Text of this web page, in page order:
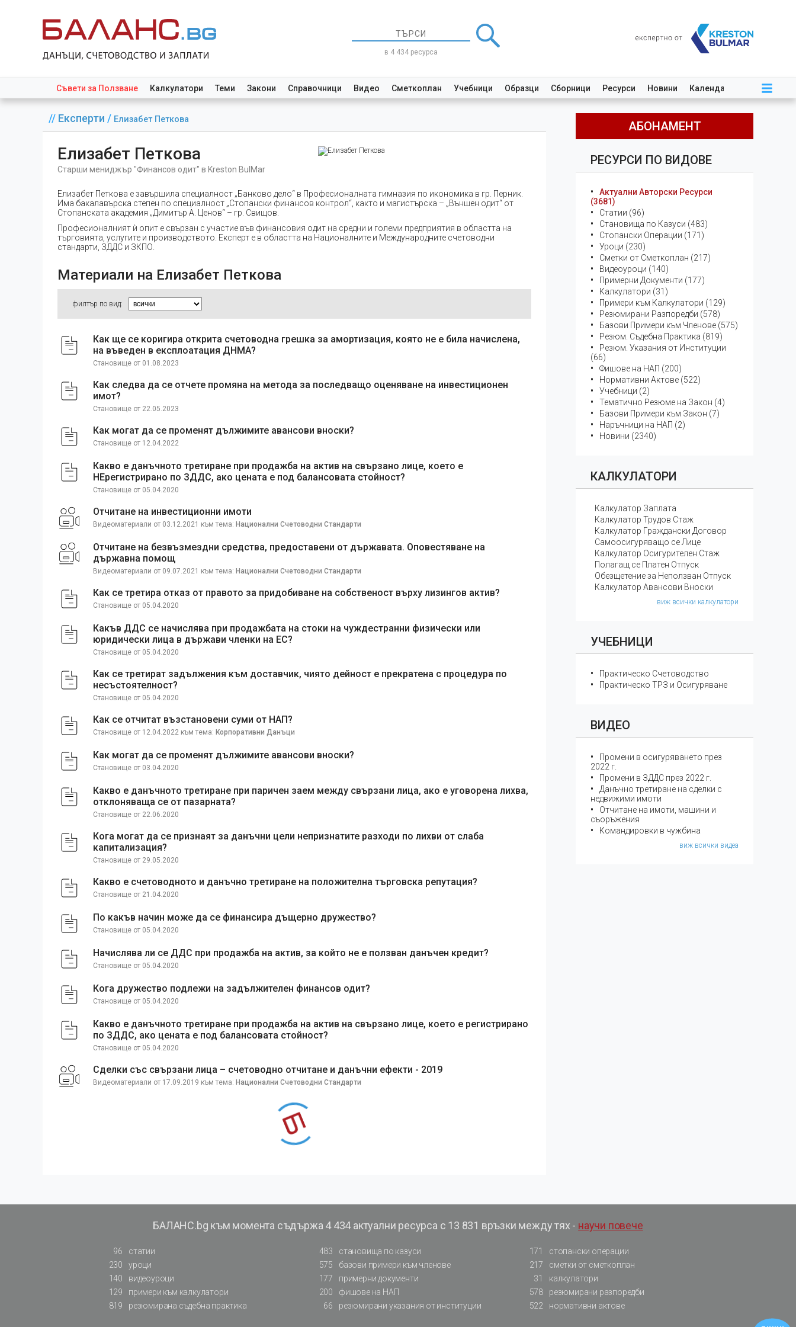
в 4 434 ресурса
Съвети за Ползване Калкулатори Теми Закони Справочници Видео Сметкоплан Учебници Образци Сборници Ресурси Новини Календар
// Експерти / Елизабет Петкова
Елизабет Петкова
Старши мениджър "Финансов одит" в Kreston BulMar
Елизабет Петкова е завършила специалност „Банково дело“ в Професионалната гимназия по икономика в гр. Перник.
Има бакалавърска степен по специалност „Стопански финансов контрол“, както и магистърска – „Външен одит“ от
Стопанската академия „Димитър А. Ценов“ – гр. Свищов.
Професионалният ѝ опит е свързан с участие във финансовия одит на средни и големи предприятия в областта на
търговията, услугите и производството. Експерт е в областта на Националните и Международните счетоводни
стандарти, ЗДДС и ЗКПО.
Материали на Елизабет Петкова
филтър по вид:
Как ще се коригира открита счетоводна грешка за амортизация, която не е била начислена,
на въведен в експлоатация ДНМА?
Становище от 01.08.2023
Как следва да се отчете промяна на метода за последващо оценяване на инвестиционен
имот?
Становище от 22.05.2023
Как могат да се променят дължимите авансови вноски?
Становище от 12.04.2022
Какво е данъчното третиране при продажба на актив на свързано лице, което е
НЕрегистрирано по ЗДДС, ако цената е под балансовата стойност?
Становище от 05.04.2020
Отчитане на инвестиционни имоти
Видеоматериали от 03.12.2021 към тема: Национални Счетоводни Стандарти
Отчитане на безвъзмездни средства, предоставени от държавата. Оповестяване на
държавна помощ
Видеоматериали от 09.07.2021 към тема: Национални Счетоводни Стандарти
Как се третира отказ от правото за придобиване на собственост върху лизингов актив?
Становище от 05.04.2020
Какъв ДДС се начислява при продажбата на стоки на чуждестранни физически или
юридически лица в държави членки на ЕС?
Становище от 05.04.2020
Как се третират задължения към доставчик, чиято дейност е прекратена с процедура по
несъстоятелност?
Становище от 05.04.2020
Как се отчитат възстановени суми от НАП?
Становище от 12.04.2022 към тема: Корпоративни Данъци
Как могат да се променят дължимите авансови вноски?
Становище от 03.04.2020
Какво е данъчното третиране при паричен заем между свързани лица, ако е уговорена лихва,
отклоняваща се от пазарната?
Становище от 22.06.2020
Кога могат да се признаят за данъчни цели непризнатите разходи по лихви от слаба
капитализация?
Становище от 29.05.2020
Какво е счетоводното и данъчно третиране на положителна търговска репутация?
Становище от 21.04.2020
По какъв начин може да се финансира дъщерно дружество?
Становище от 05.04.2020
Начислява ли се ДДС при продажба на актив, за който не е ползван данъчен кредит?
Становище от 05.04.2020
Кога дружество подлежи на задължителен финансов одит?
Становище от 05.04.2020
Какво е данъчното третиране при продажба на актив на свързано лице, което е регистрирано
по ЗДДС, ако цената е под балансовата стойност?
Становище от 05.04.2020
Сделки със свързани лица – счетоводно отчитане и данъчни ефекти - 2019
Видеоматериали от 17.09.2019 към тема: Национални Счетоводни Стандарти
АБОНАМЕНТ
РЕСУРСИ ПО ВИДОВЕ
Актуални Авторски Ресурси
(3681)
Статии (96)
Становища по Казуси (483)
Стопански Операции (171)
Уроци (230)
Сметки от Сметкоплан (217)
Видеоуроци (140)
Примерни Документи (177)
Калкулатори (31)
Примери към Калкулатори (129)
Резюмирани Разпоредби (578)
Базови Примери към Членове (575)
Резюм. Съдебна Практика (819)
Резюм. Указания от Институции
(66)
Фишове на НАП (200)
Нормативни Актове (522)
Учебници (2)
Тематичнo Резюме на Закон (4)
Базови Примери към Закон (7)
Наръчници на НАП (2)
Новини (2340)
КАЛКУЛАТОРИ
Калкулатор Заплата
Калкулатор Трудов Стаж
Калкулатор Граждански Договор
Самоосигуряващо се Лице
Калкулатор Осигурителен Стаж
Полагащ се Платен Отпуск
Обезщетение за Неползван Отпуск
Калкулатор Авансови Вноски
виж всички калкулатори
УЧЕБНИЦИ
Практическо Счетоводство
Практическо ТРЗ и Осигуряване
ВИДЕО
Промени в осигуряването през
2022 г.
Промени в ЗДДС през 2022 г.
Данъчно третиране на сделки с
недвижими имоти
Отчитане на имоти, машини и
съоръжения
Командировки в чужбина
виж всички видеа
БАЛАНС.bg към момента съдържа 4 434 актуални ресурса с 13 831 връзки между тях - научи повече
96 статии 483 становища по казуси 171
стопански операции
230
уроци 575 базови примери към членове 217
сметки от сметкоплан
140
видеоуроци 177 примерни документи 31
калкулатори
129
примери към калкулатори 200 фишове на НАП 578
резюмирани разпоредби
819
резюмирана съдебна практика 66 резюмирани указания от институции 522 нормативни актове